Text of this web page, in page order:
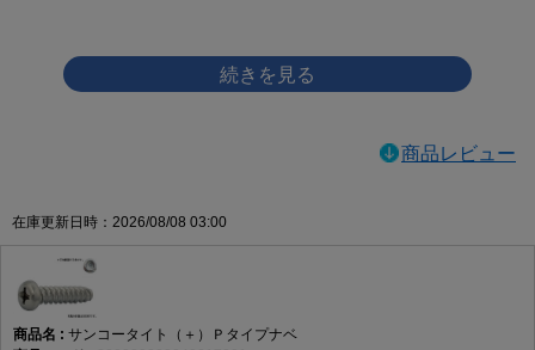
商品レビュー
在庫更新日時：2026/08/08 03:00
サンコータイト（＋）Ｐタイプナベ